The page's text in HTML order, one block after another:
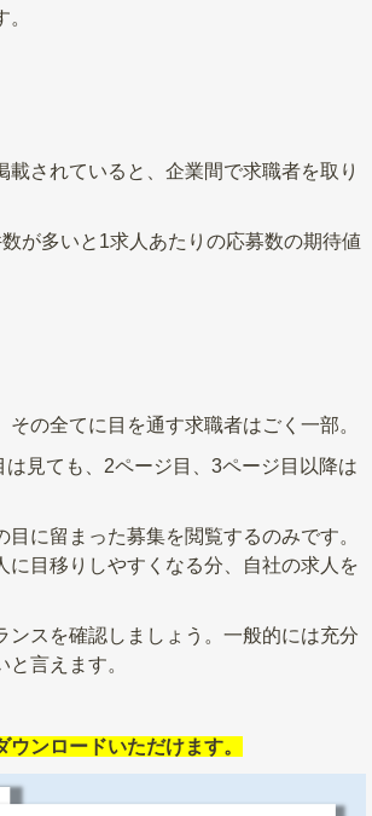
されていると、企業間で求職者を取り
が多いと1求人あたりの応募数の期待値
の全てに目を通す求職者はごく一部。
見ても、2ページ目、3ページ目以降は
に留まった募集を閲覧するのみです。
目移りしやすくなる分、自社の求人を
スを確認しましょう。一般的には充分
言えます。
ンロードいただけます。